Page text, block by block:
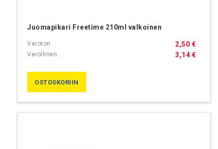
Juomapikari Freetime 210ml valkoinen
3,14 €
2,50 €
OSTOSKORIIN